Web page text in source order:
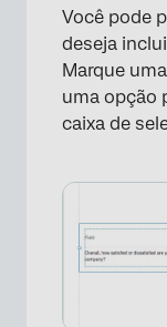
Você pode
deseja
Marque
uma opção
caixa de